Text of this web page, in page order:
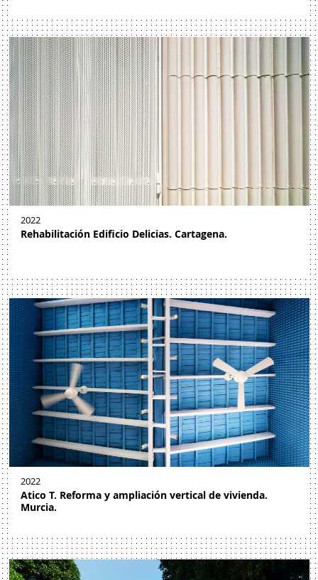
2022
Rehabilitación Edificio Delicias. Cartagena.
2022
Atico T. Reforma y ampliación vertical de vivienda.
Murcia.